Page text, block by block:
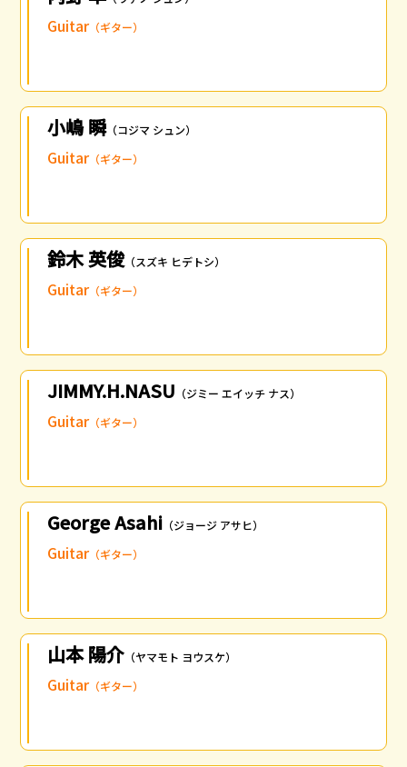
Guitar（ギター）
小嶋 瞬（コジマ シュン）
Guitar（ギター）
鈴木 英俊（スズキ ヒデトシ）
Guitar（ギター）
JIMMY.H.NASU （ジミー エイッチ ナス）
Guitar（ギター）
George Asahi （ジョージ アサヒ）
Guitar（ギター）
山本 陽介 （ヤマモト ヨウスケ）
Guitar（ギター）